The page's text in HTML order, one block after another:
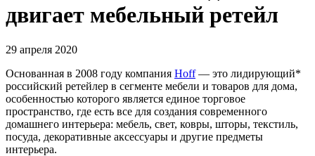
двигает мебельный ретейл
29 апреля 2020
Основанная в 2008 году компания Hoff— это лидирующий*
российский ретейлер в сегменте мебели и товаров для дома,
особенностью которого является единое торговое
пространство, где есть все для создания современного
домашнего интерьера: мебель, свет, ковры, шторы, текстиль,
посуда, декоративные аксессуары и другие предметы
интерьера.